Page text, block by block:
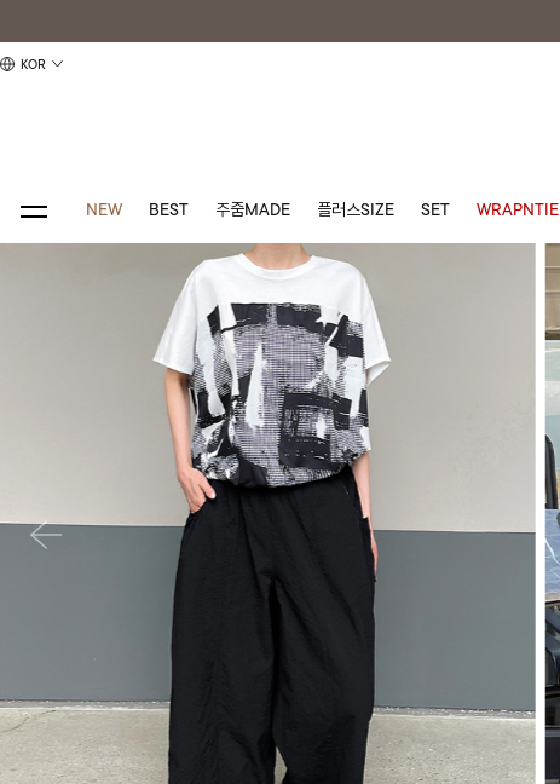
KOR
NEW BEST 주줌MADE 플러스SIZE SET WRAPNTIE